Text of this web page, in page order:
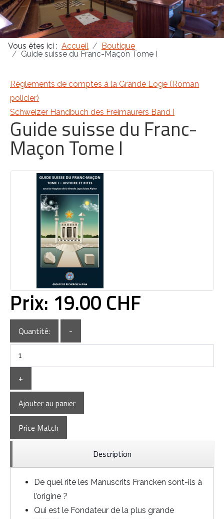
Vous êtes ici : Accueil
Boutique
Guide suisse du Franc-Maçon Tome I
Règlements de comptes à la Grande Loge (Roman
policier)
Schweizer Handbuch des Freimaurers Band I
Guide suisse du Franc-
Maçon Tome I
Prix: 19.00 CHF
Quantité: -
+
Ajouter au panier
Price Match
Description
De quel rite les Manuscrits Francken sont-ils à
l’origine ?
Qui est le Fondateur de la plus grande
Masonica 47
Masonica 46